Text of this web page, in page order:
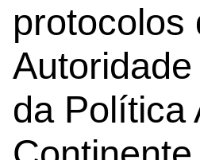
protocolos
da Política